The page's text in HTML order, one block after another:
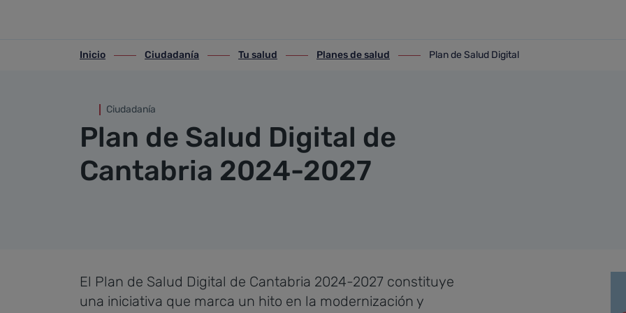
ir-a inicio
Inicio
ir-a Ciudadanía
Ciudadanía
ir-a Tu salud
Tu salud
ir-a Planes de salud
Planes de salud
ir-a Plan de Salud Digital
Plan de Salud Digital
Ciudadanía
Plan de Salud Digital de
Cantabria 2024-2027
El Plan de Salud Digital de Cantabria 2024-2027 constituye
una iniciativa que marca un hito en la modernización y